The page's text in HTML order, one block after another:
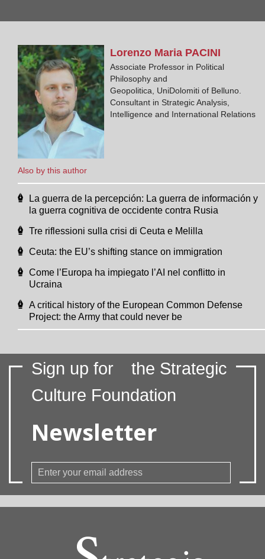
Also by this author
Lorenzo Maria PACINI
Associate Professor in Political
Philosophy and
Geopolitica, UniDolomiti of Belluno.
Consultant in Strategic Analysis,
Intelligence and International Relations
La guerra de la percepción: La guerra de información y
la guerra cognitiva de occidente contra Rusia
Tre riflessioni sulla crisi di Ceuta e Melilla
Ceuta: the EU’s shifting stance on immigration
Come l’Europa ha impiegato l’AI nel conflitto in
Ucraina
A critical history of the European Common Defense
Project: the Army that could never be
Sign up for
the Strategic
Culture Foundation
Newsletter